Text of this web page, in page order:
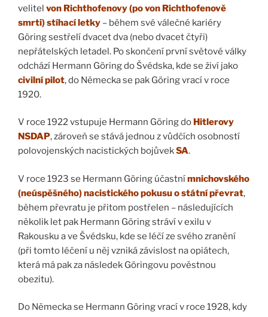
velitel von Richthofenovy (po von Richthofenově
smrti) stíhací letky – během své válečné kariéry
Göring sestřelí dvacet dva (nebo dvacet čtyři)
nepřátelských letadel. Po skončení první světové války
odchází Hermann Göring do Švédska, kde se živí jako
civilní pilot, do Německa se pak Göring vrací v roce
1920.
V roce 1922 vstupuje Hermann Göring do Hitlerovy
NSDAP, zároveň se stává jednou z vůdčích osobností
polovojenských nacistických bojůvekSA.
V roce 1923 se Hermann Göring účastnímnichovského
(neúspěšného) nacistického pokusu o státní převrat,
během převratu je přitom postřelen – následujících
několik let pak Hermann Göring stráví v exilu v
Rakousku a ve Švédsku, kde se léčí ze svého zranění
(při tomto léčení u něj vzniká závislost na opiátech,
která má pak za následek Göringovu pověstnou
obezitu).
Do Německa se Hermann Göring vrací v roce 1928, kdy